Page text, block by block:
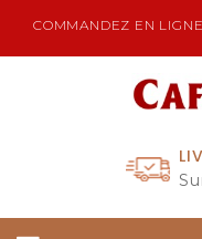
COMMANDEZ EN